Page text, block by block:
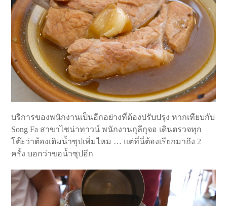
บริการของพนักงานเป็นอีกอย่างที่ต้องปรับปรุง หากเทียบกับ
Song Fa สาขาไชน่าทาวน์ พนักงานกุลีกุจอ เดินตรวจทุก
โต๊ะว่าต้องเติมน้ำซุปเพิ่มไหม … แต่ที่นี่ต้องเรียกมาถึง 2
ครั้ง บอกว่าขอน้ำซุปอีก